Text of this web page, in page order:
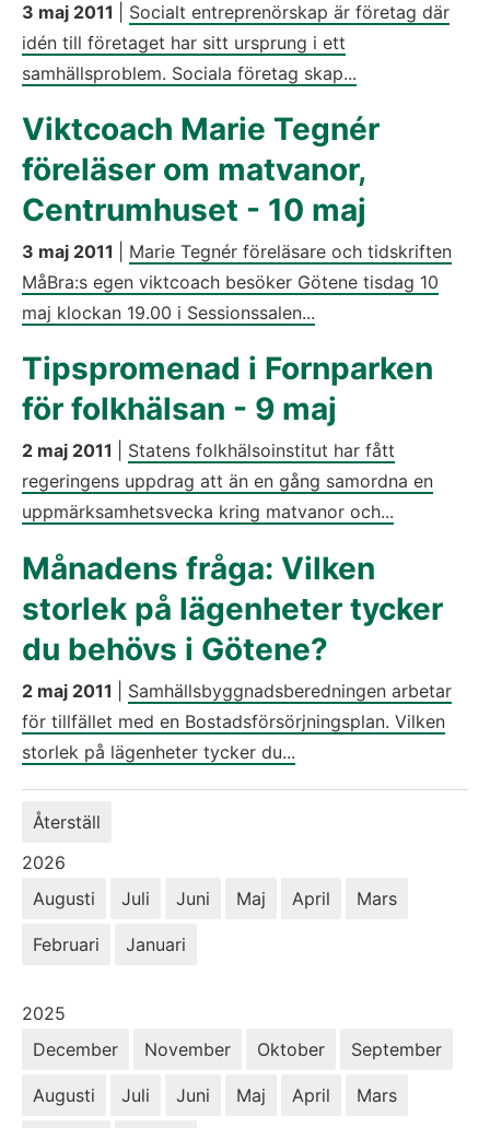
3 maj 2011
Socialt entreprenörskap är företag där
idén till företaget har sitt ursprung i ett
samhällsproblem. Sociala företag skap...
Viktcoach Marie Tegnér
föreläser om matvanor,
Centrumhuset - 10 maj
3 maj 2011
Marie Tegnér föreläsare och tidskriften
MåBra:s egen viktcoach besöker Götene tisdag 10
maj klockan 19.00 i Sessionssalen...
Tipspromenad i Fornparken
för folkhälsan - 9 maj
2 maj 2011
Statens folkhälsoinstitut har fått
regeringens uppdrag att än en gång samordna en
uppmärksamhetsvecka kring matvanor och...
Månadens fråga: Vilken
storlek på lägenheter tycker
du behövs i Götene?
2 maj 2011
Samhällsbyggnadsberedningen arbetar
för tillfället med en Bostadsförsörjningsplan. Vilken
storlek på lägenheter tycker du...
Återställ
År:
2026
Augusti
Juli Juni Maj April Mars
Februari Januari
År:
2025
December
November Oktober September
Augusti Juli Juni Maj April Mars